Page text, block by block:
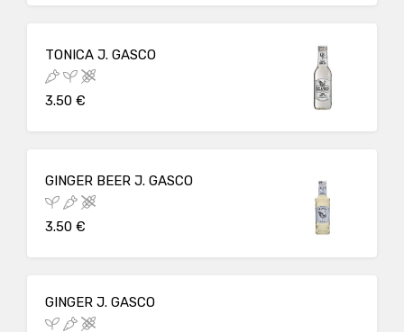
TONICA J. GASCO
3.50 €
GINGER BEER J. GASCO
3.50 €
GINGER J. GASCO